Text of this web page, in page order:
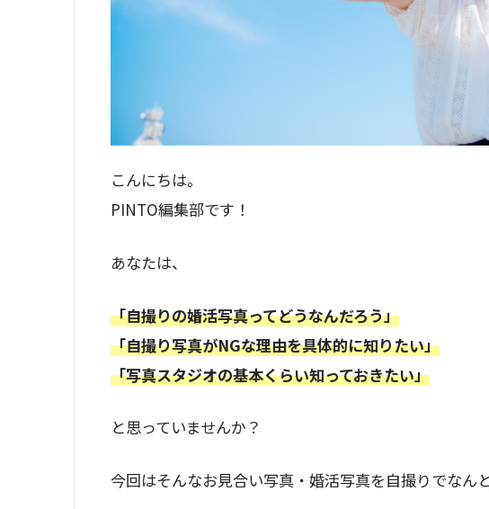
こんにちは。
PINTO編集部です！
あなたは、
「自撮りの婚活写真ってどうなんだろう」
「自撮り写真がNGな理由を具体的に知りたい」
「写真スタジオの基本くらい知っておきたい」
と思っていませんか？
今回はそんなお見合い写真・婚活写真を自撮りでなん